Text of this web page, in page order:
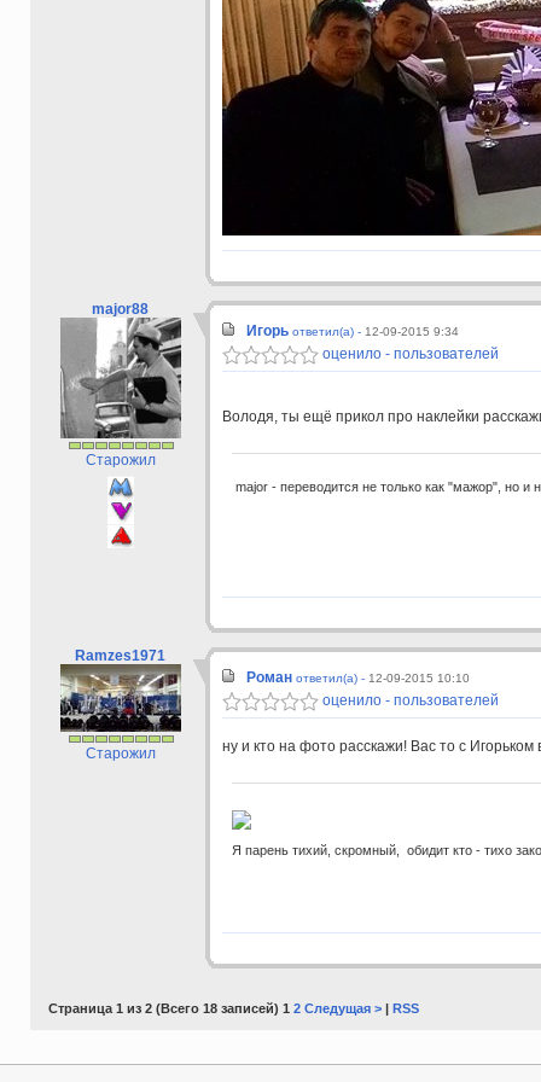
major88
Старожил
Игорь ответил(а) - 12-09-2015 9:34
оценило - пользователей
Володя, ты ещё прикол про наклейки
major - переводится не только как "мажор", но и
Ramzes1971
Старожил
Роман ответил(а) - 12-09-2015 10:10
оценило - пользователей
ну и кто на фото расскажи! Вас то с
Я парень тихий, скромный, обидит кто - тихо
Страница 1 из 2 (Всего 18 записей) 1 2 Следущая >| RSS